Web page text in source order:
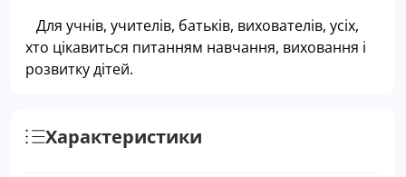
Для учнів, учителів, батьків, вихователів, усіх,
хто цікавиться питанням навчання, виховання і
розвитку дітей.
Характеристики